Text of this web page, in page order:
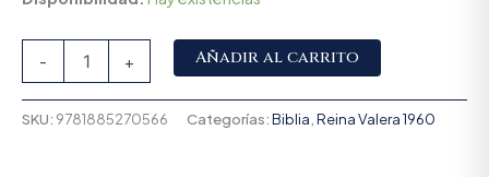
- + Añadir al carrito
SKU: 9781885270566 Categorías:Biblia Reina Valera 1960